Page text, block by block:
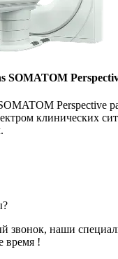
SOMATOM
Perspective
клинических
звонок, наши
время !